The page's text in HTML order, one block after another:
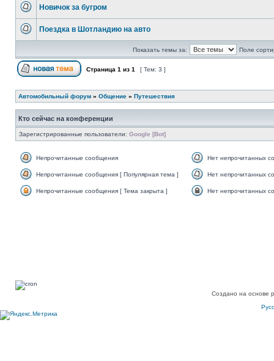
Новичок за бугром
Поездка в Шотландию на авто
Показать темы за: Поле
Страница 1 из 1 [ Тем: 3 ]
Автомобильный форум » Общение » Путешествия
Кто сейчас на конференции
Зарегистрированные пользователи: Google [Bot]
Непрочитанные сообщения Нет непрочитанных
Непрочитанные сообщения [ Популярная тема ] Нет непрочитанных
Непрочитанные сообщения [ Тема закрыта ] Нет непрочитанных
Создано на основе